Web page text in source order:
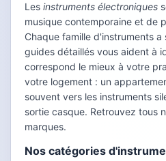
Les instruments électroniques
musique contemporaine et de
Chaque famille d'instruments
guides détaillés vous aident à
correspond le mieux à votre
votre logement : un
souvent vers les instruments
sortie casque. Retrouvez tous
marques.
Nos catégories